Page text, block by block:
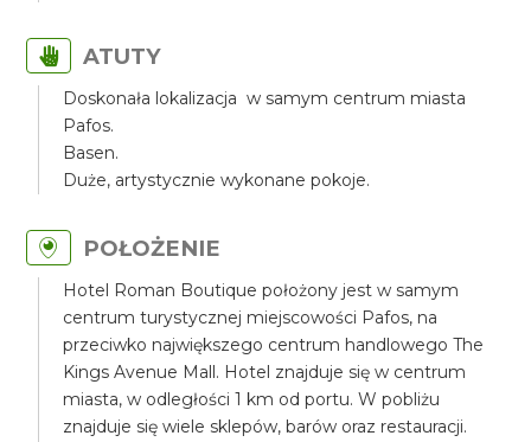
ATUTY
Doskonała lokalizacja w samym centrum miasta
Pafos.
Basen.
Duże, artystycznie wykonane pokoje.
POŁOŻENIE
Hotel Roman Boutique położony jest w samym
centrum turystycznej miejscowości Pafos, na
przeciwko największego centrum handlowego The
Kings Avenue Mall. Hotel znajduje się w centrum
miasta, w odległości 1 km od portu. W pobliżu
znajduje się wiele sklepów, barów oraz restauracji.